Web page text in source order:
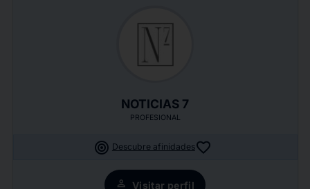
NOTICIAS 7
PROFESIONAL
target Descubre afinidadesfavorite
person Visitar perfil